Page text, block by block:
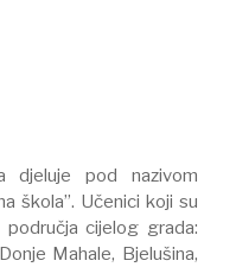
djeluje pod nazivom
škola”. Učenici koji su
cijelog grada:
Mahale, Bjelušina,